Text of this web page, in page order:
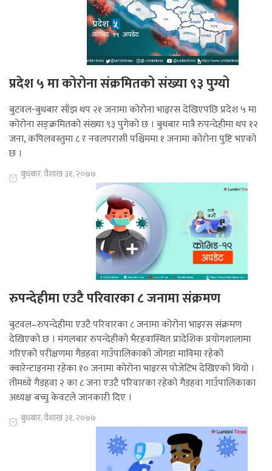
प्रदेश ५ मा कोरोना संक्रमितको संख्या ९३ पुग्यो
बुटवल-बुधबार साँझ थप २१ जनामा कोरोना भाइरस देखिएपछि प्रदेश ५ मा
कोरोना सङ्क्रमितको संख्या ९३ पुगेको छ । बुधबार मात्रै रुपन्देहीमा थप १२
जना, कपिलवस्तुमा ८ र नवलपरासी पश्चिममा १ जनामा कोरोना पुष्टि भएको
छ ।
बुधबार, वैशाख ३१, २०७७
रुपन्देहीमा एउटै परिवारका ८ जनामा संक्रमण
बुटवल–रुपन्देहीमा एउटै परिवारका ८ जनामा कोरोना भाइरस संक्रमण
देखिएको छ । मंगलबार रुपन्देहीको भैरहवास्थित प्रादेशिक प्रयोगशालामा
गरिएको परीक्षणमा गैडहवा गाउँपालिकाको जोगडा माविमा रहेको
क्वारेन्टाइनमा रहेका १० जनामा कोरोना भाइरस पोजेटिभ देखिएको थियो ।
तीमध्ये गैडहवा २ का ८ जना एउटै परिवारका रहेको गैडहवा गाउँपालिकाका
अध्यक्ष बच्चु केवटले जानकारी दिए ।
बुधबार, वैशाख ३१, २०७७